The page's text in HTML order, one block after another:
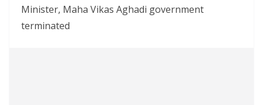
Minister, Maha Vikas Aghadi government
terminated